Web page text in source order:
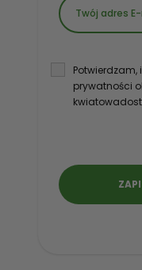
Potwierdzam,
prywatności